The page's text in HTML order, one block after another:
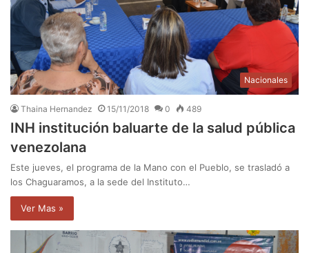
Nacionales
Thaina Hernandez 15/11/2018 0 489
INH institución baluarte de la salud pública
venezolana
Este jueves, el programa de la Mano con el Pueblo, se trasladó a
los Chaguaramos, a la sede del Instituto…
Ver Mas »